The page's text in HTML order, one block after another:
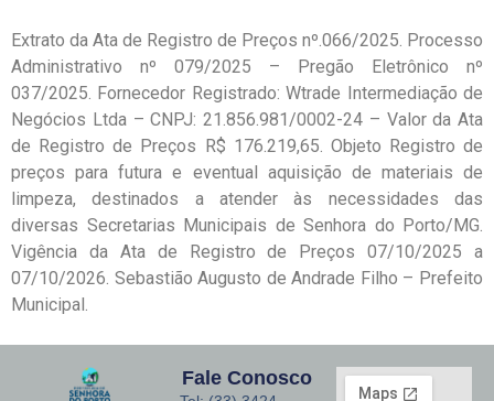
Extrato da Ata de Registro de Preços nº.066/2025. Processo
Administrativo nº 079/2025 – Pregão Eletrônico nº
037/2025. Fornecedor Registrado: Wtrade Intermediação de
Negócios Ltda – CNPJ: 21.856.981/0002-24 – Valor da Ata
de Registro de Preços R$ 176.219,65. Objeto Registro de
preços para futura e eventual aquisição de materiais de
limpeza, destinados a atender às necessidades das
diversas Secretarias Municipais de Senhora do Porto/MG.
Vigência da Ata de Registro de Preços 07/10/2025 a
07/10/2026. Sebastião Augusto de Andrade Filho – Prefeito
Municipal.
Fale Conosco